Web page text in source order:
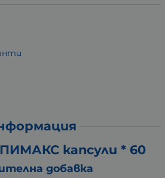
капсули * 60
добавка